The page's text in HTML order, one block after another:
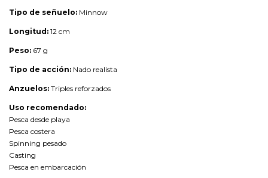
Tipo de señuelo: Minnow
Longitud: 12 cm
Peso: 67 g
Tipo de acción: Nado realista
Anzuelos: Triples reforzados
Uso recomendado:
Pesca desde playa
Pesca costera
Spinning pesado
Casting
Pesca en embarcación